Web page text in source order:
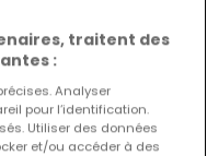
traitent des
:
Analyser
pour l’identification.
Utiliser des données
et/ou accéder à des